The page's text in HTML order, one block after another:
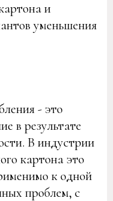
и
уменьшения
- это
в результате
В индустрии
картона это
к одной
проблем, с